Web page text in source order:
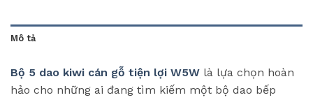
Mô tả
Bộ 5 dao kiwi cán gỗ tiện lợi W5W là lựa chọn hoàn
hảo cho những ai đang tìm kiếm một bộ dao bếp